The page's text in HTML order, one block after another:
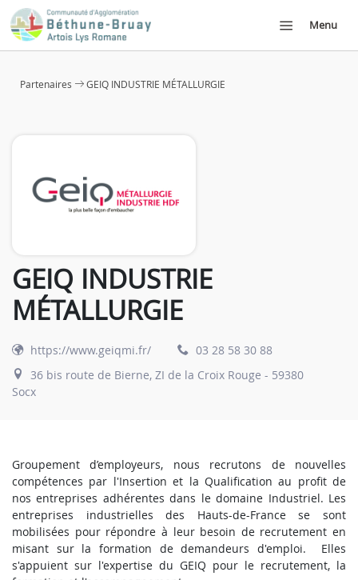
Menu
Partenaires GEIQ INDUSTRIE MÉTALLURGIE
GEIQ INDUSTRIE
MÉTALLURGIE
https://www.geiqmi.fr/
03 28 58 30 88
36 bis route de Bierne, ZI de la Croix Rouge - 59380
Socx
Groupement d’employeurs, nous recrutons de nouvelles
compétences par l'Insertion et la Qualification au profit de
nos entreprises adhérentes dans le domaine Industriel. Les
entreprises industrielles des Hauts-de-France se sont
mobilisées pour répondre à leur besoin de recrutement en
misant sur la formation de demandeurs d'emploi. Elles
s'appuient sur l'expertise du GEIQ pour le recrutement, la